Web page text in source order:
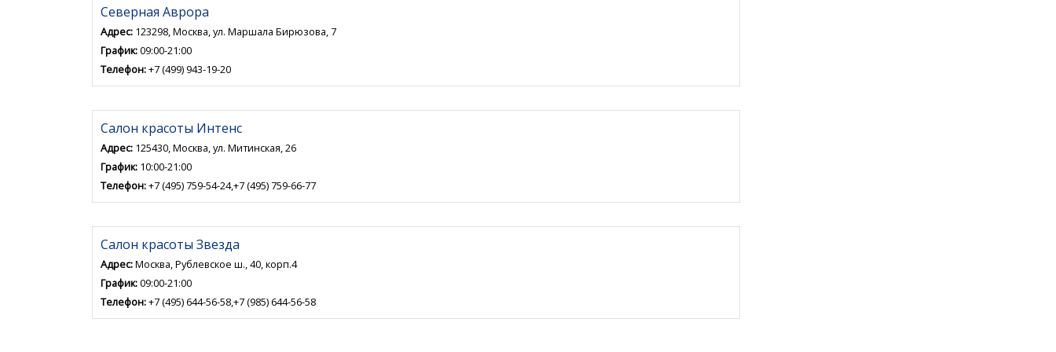
Северная Аврора
Адрес: 123298, Москва, ул. Маршала Бирюзова, 7
График:09:00-21:00
Телефон:+7 (499) 943-19-20
Салон красоты Интенс
Адрес: 125430, Москва, ул. Митинская, 26
График: 10:00-21:00
Телефон:+7 (495) 759-54-24,+7 (495) 759-66-77
Салон красоты Звезда
Адрес:Москва, Рублевское ш., 40, корп.4
График:09:00-21:00
Телефон:+7 (495) 644-56-58,+7 (985) 644-56-58